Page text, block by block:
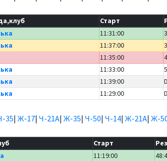
Старт
11:31:00
11:37:00
11:35:00
11:33:00
11:39:00
11:29:00
35| Ж-17| Ч-21А| Ж-35| Ч-50| Ч-14| Ж-21А| Ж-
Старт Рез
11:19:00